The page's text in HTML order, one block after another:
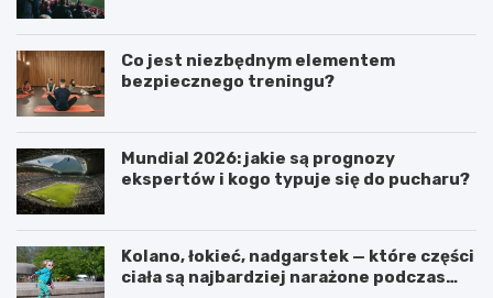
Co jest niezbędnym elementem
bezpiecznego treningu?
Mundial 2026: jakie są prognozy
ekspertów i kogo typuje się do pucharu?
Kolano, łokieć, nadgarstek — które części
ciała są najbardziej narażone podczas